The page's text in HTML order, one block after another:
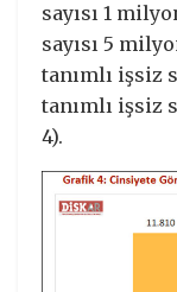
sayısı 1
sayısı 5
tanımlı işsiz
tanımlı işsiz
4).